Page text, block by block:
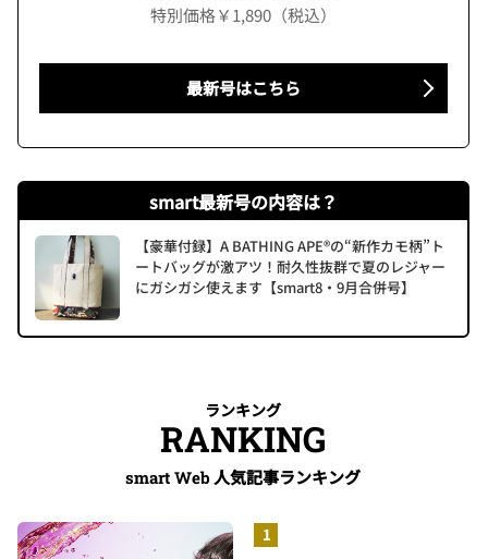
特別価格￥1,890（税込）
最新号はこちら
smart最新号の内容は？
【豪華付録】A BATHING APE®の“新作カモ柄”ト
ートバッグが激アツ！耐久性抜群で夏のレジャー
にガシガシ使えます【smart8・9月合併号】
ランキング
RANKING
smart Web人気記事ランキング